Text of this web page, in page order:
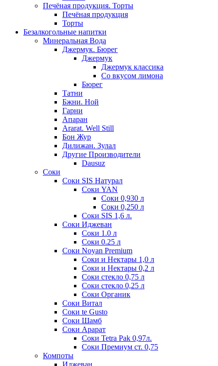
Печёная продукция. Торты
Печёная продукция
Торты
Безалкогольные напитки
Минеральная Вода
Джермук. Бюрег
Джермук
Джермук классика
Со вкусом лимона
Бюрег
Татни
Бжни. Ной
Гарни
Апаран
Ararat. Well Still
Бон Жур
Дилижан. Зулал
Другие Производители
Dausuz
Соки
Соки SIS Натурал
Соки YAN
Соки 0,930 л
Соки 0,250 л
Соки SIS 1,6 л.
Соки Иджеван
Соки 1.0 л
Соки 0.25 л
Соки Noyan Premium
Соки и Нектары 1,0 л
Соки и Нектары 0,2 л
Соки стекло 0,75 л
Соки стекло 0,25 л
Соки Органик
Соки Витал
Соки te Gusto
Соки Шамб
Соки Арарат
Соки Tetra Pak 0,97л.
Соки Премиум ст. 0,75
Компоты
Иджеван